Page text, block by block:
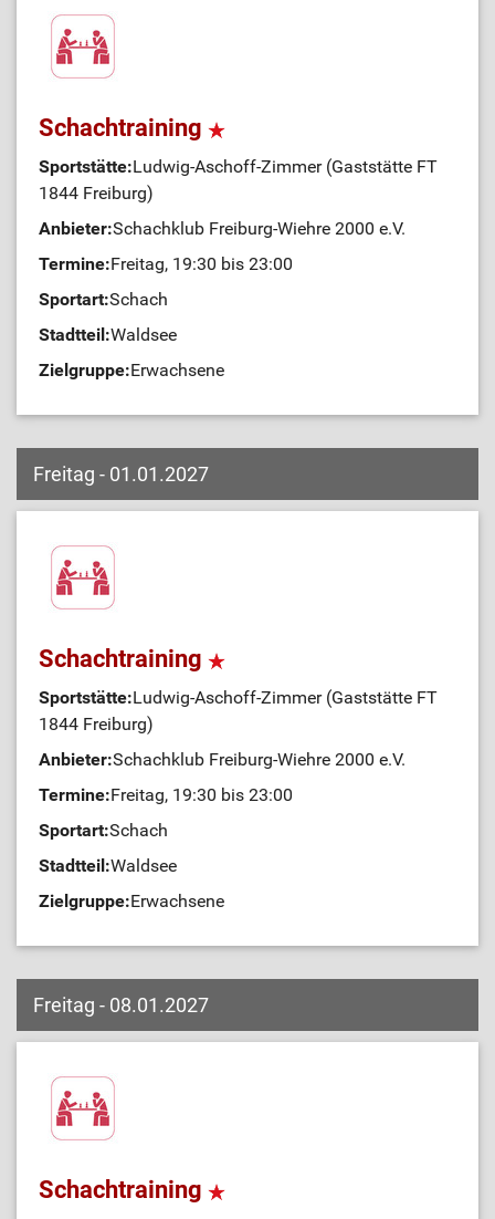
Schachtraining
Sportstätte:Ludwig-Aschoff-Zimmer (Gaststätte FT
1844 Freiburg)
Anbieter:Schachklub Freiburg-Wiehre 2000 e.V.
Termine:Freitag, 19:30 bis 23:00
Sportart:Schach
Stadtteil:Waldsee
Zielgruppe:Erwachsene
Freitag - 01.01.2027
Schachtraining
Sportstätte:Ludwig-Aschoff-Zimmer (Gaststätte FT
1844 Freiburg)
Anbieter:Schachklub Freiburg-Wiehre 2000 e.V.
Termine:Freitag, 19:30 bis 23:00
Sportart:Schach
Stadtteil:Waldsee
Zielgruppe:Erwachsene
Freitag - 08.01.2027
Schachtraining